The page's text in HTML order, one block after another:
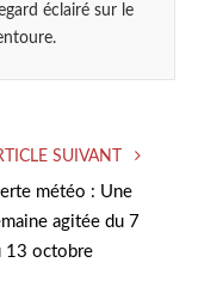
éclairé sur le
SUIVANT
météo : Une
agitée du 7
13 octobre